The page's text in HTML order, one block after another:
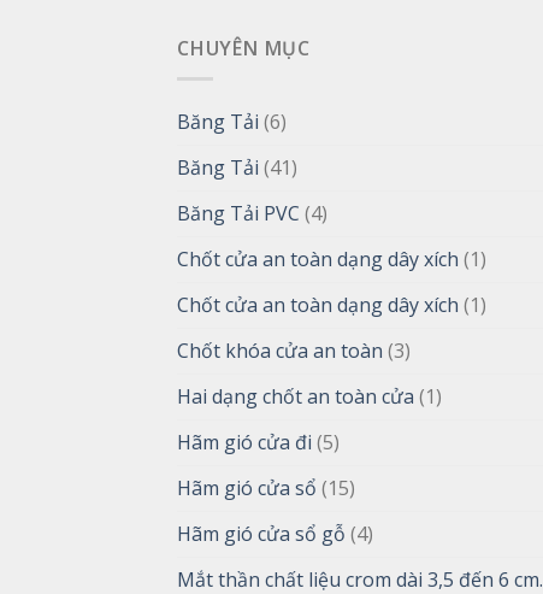
CHUYÊN MỤC
Băng Tải (6)
Băng Tải (41)
Băng Tải PVC (4)
Chốt cửa an toàn dạng dây xích (1)
Chốt cửa an toàn dạng dây xích (1)
Chốt khóa cửa an toàn (3)
Hai dạng chốt an toàn cửa (1)
Hãm gió cửa đi (5)
Hãm gió cửa sổ (15)
Hãm gió cửa sổ gỗ (4)
Mắt thần chất liệu crom dài 3,5 đến 6 cm.